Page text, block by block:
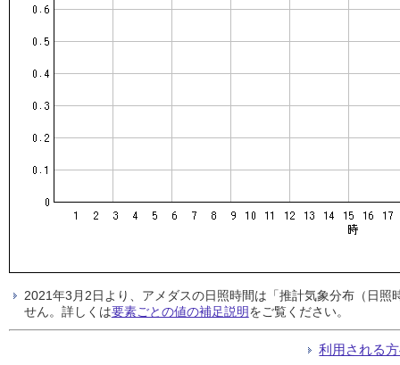
2021年3月2日より、アメダスの日照時間は「推計気象分布（日
せん。詳しくは要素ごとの値の補足説明をご覧ください。
利用される